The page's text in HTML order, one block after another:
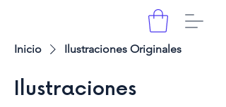
Inicio Ilustraciones Originales
Ilustraciones